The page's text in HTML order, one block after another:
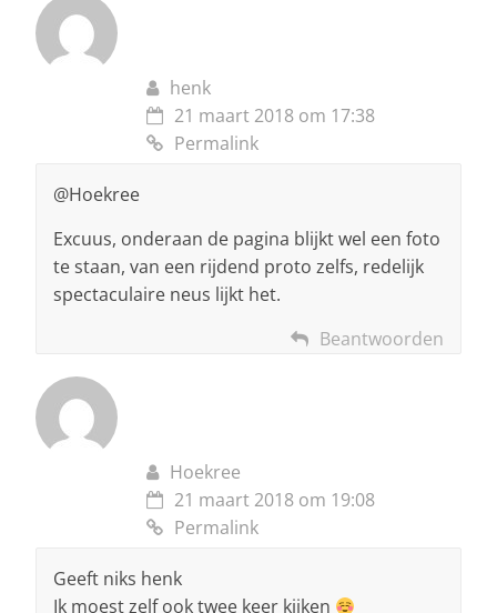
henk
21 maart 2018 om 17:38
Permalink
@Hoekree
Excuus, onderaan de pagina blijkt wel een foto
te staan, van een rijdend proto zelfs, redelijk
spectaculaire neus lijkt het.
Beantwoorden
Hoekree
21 maart 2018 om 19:08
Permalink
Geeft niks henk
Ik moest zelf ook twee keer kijken